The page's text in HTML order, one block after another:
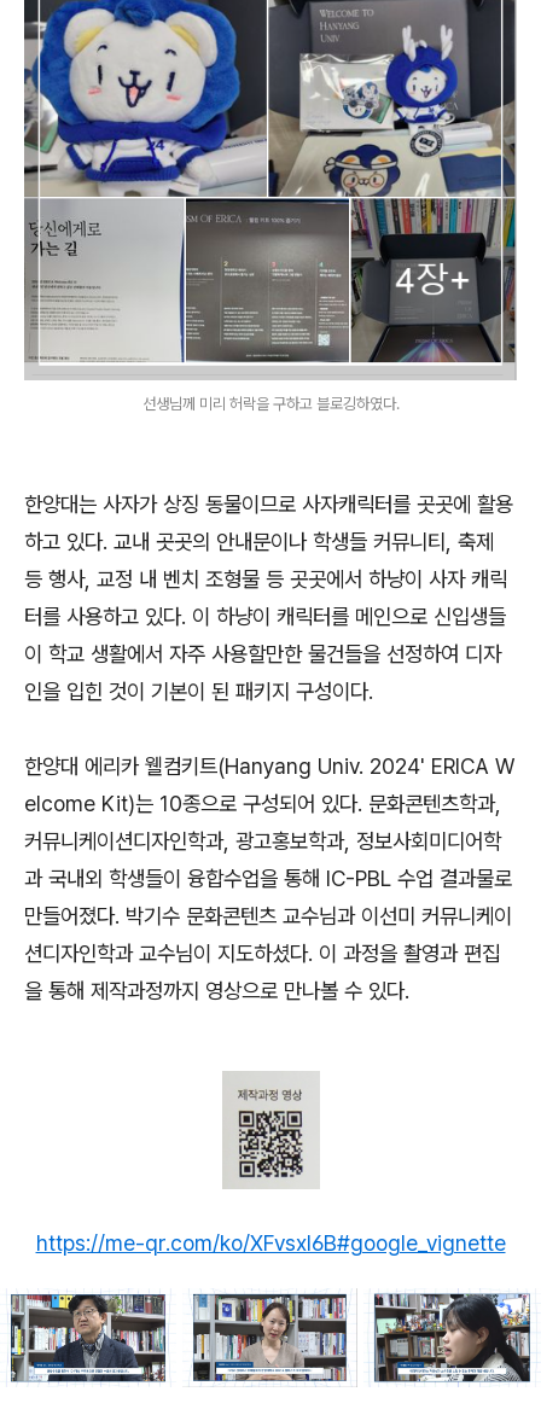
선생님께 미리 허락을 구하고 블로깅하였다.
한양대는 사자가 상징 동물이므로 사자캐릭터를 곳곳에 활용
하고 있다. 교내 곳곳의 안내문이나 학생들 커뮤니티, 축제
등 행사, 교정 내 벤치 조형물 등 곳곳에서 하냥이 사자 캐릭
터를 사용하고 있다. 이 하냥이 캐릭터를 메인으로 신입생들
이 학교 생활에서 자주 사용할만한 물건들을 선정하여 디자
인을 입힌 것이 기본이 된 패키지 구성이다.
한양대 에리카 웰컴키트(Hanyang Univ. 2024' ERICA W
elcome Kit)는 10종으로 구성되어 있다. 문화콘텐츠학과,
커뮤니케이션디자인학과, 광고홍보학과, 정보사회미디어학
과 국내외 학생들이 융합수업을 통해 IC-PBL 수업 결과물로
만들어졌다. 박기수 문화콘텐츠 교수님과 이선미 커뮤니케이
션디자인학과 교수님이 지도하셨다. 이 과정을 촬영과 편집
을 통해 제작과정까지 영상으로 만나볼 수 있다.
https://me-qr.com/ko/XFvsxl6B#google_vignette